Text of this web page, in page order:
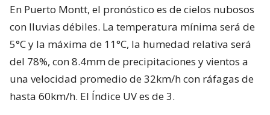
En Puerto Montt, el pronóstico es de cielos nubosos
con lluvias débiles. La temperatura mínima será de
5°C y la máxima de 11°C, la humedad relativa será
del 78%, con 8.4mm de precipitaciones y vientos a
una velocidad promedio de 32km/h con ráfagas de
hasta 60km/h. El Índice UV es de 3.